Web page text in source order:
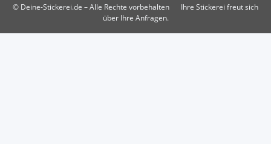
© Deine-Stickerei.de – Alle Rechte vorbehalten
Ihre Stickerei freut sich
über Ihre Anfragen.